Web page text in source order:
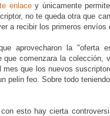
enlacey únicamente
no te queda otra que
a recibir los primeros envíos
aprovecharon la "oferta
que comenzara la colección,
mes que los nuevos
pelin feo. Sobre todo
esto hay cierta